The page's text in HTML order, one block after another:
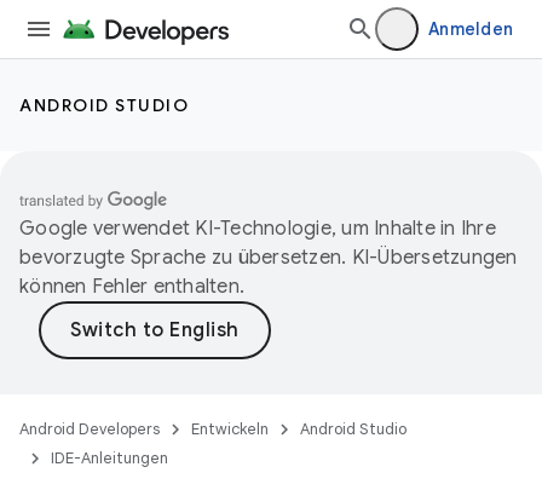
Anmelden
ANDROID STUDIO
Google verwendet KI-Technologie, um Inhalte in Ihre
bevorzugte Sprache zu übersetzen. KI-Übersetzungen
können Fehler enthalten.
Android Developers Entwickeln
Android Studio
IDE-Anleitungen